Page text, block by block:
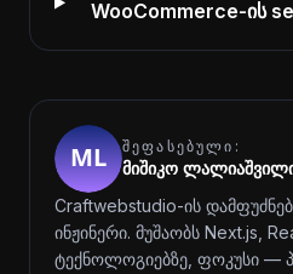
WooCommerce-ის
ᲨᲔᲤᲐᲡᲔᲑᲣᲚᲘ:
მიშიკო
Craftwebstudio-ის
ინჟინერი. მუშაობს Next.js,
ტექნოლოგიებზე, ფოკუსი —